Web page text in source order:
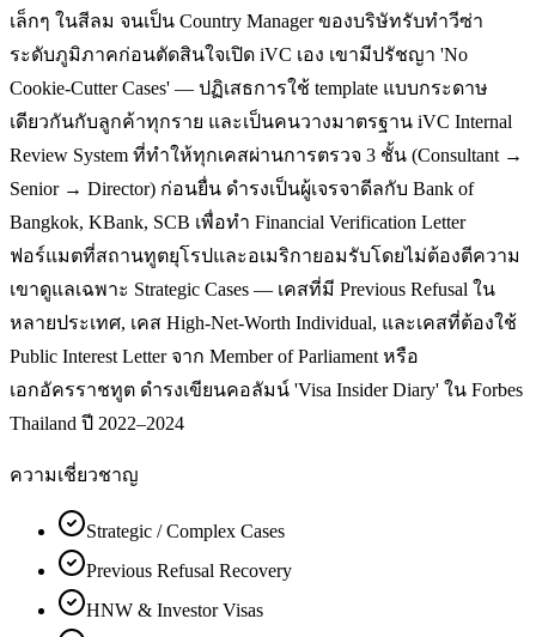
เล็กๆ ในสีลม จนเป็น Country Manager ของบริษัทรับทำวีซ่า
ระดับภูมิภาคก่อนตัดสินใจเปิด iVC เอง เขามีปรัชญา 'No
Cookie-Cutter Cases' — ปฏิเสธการใช้ template แบบกระดาษ
เดียวกันกับลูกค้าทุกราย และเป็นคนวางมาตรฐาน iVC Internal
Review System ที่ทำให้ทุกเคสผ่านการตรวจ 3 ชั้น (Consultant →
Senior → Director) ก่อนยื่น ดำรงเป็นผู้เจรจาดีลกับ Bank of
Bangkok, KBank, SCB เพื่อทำ Financial Verification Letter
ฟอร์แมตที่สถานทูตยุโรปและอเมริกายอมรับโดยไม่ต้องตีความ
เขาดูแลเฉพาะ Strategic Cases — เคสที่มี Previous Refusal ใน
หลายประเทศ, เคส High-Net-Worth Individual, และเคสที่ต้องใช้
Public Interest Letter จาก Member of Parliament หรือ
เอกอัครราชทูต ดำรงเขียนคอลัมน์ 'Visa Insider Diary' ใน Forbes
Thailand ปี 2022–2024
ความเชี่ยวชาญ
Strategic / Complex Cases
Previous Refusal Recovery
HNW & Investor Visas